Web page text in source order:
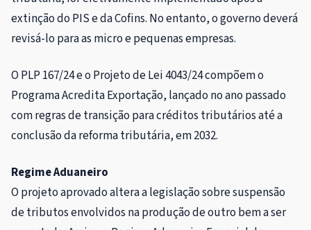
extinção do PISe daCofins. No entanto, o governo deverá
revisá-lo para as micro e pequenas empresas.
O PLP 167/24 e o Projeto de Lei 4043/24 compõem o
Programa Acredita Exportação, lançado no ano passado
com regras de transição para créditos tributários até a
conclusão da reforma tributária, em 2032.
Regime Aduaneiro
O projeto aprovado altera a legislação sobre suspensão
de tributos envolvidos na produção de outro bem a ser